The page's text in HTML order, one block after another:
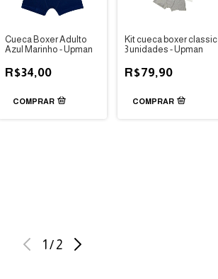
Cueca Boxer Adulto
Azul Marinho - Upman
R$34,00
COMPRAR
Kit cueca boxer classic
3 unidades - Upman
R$79,90
COMPRAR
1 / 2